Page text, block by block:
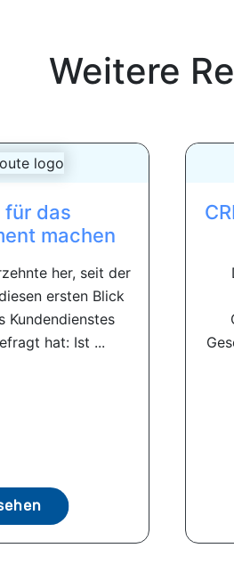
Weitere
für das
machen
her, seit der
ersten Blick
Kundendienstes
hat: Ist ...